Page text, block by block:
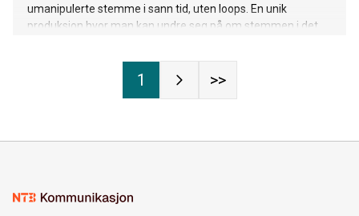
umanipulerte stemme i sann tid, uten loops. En unik
produksjon hvor man kan undre seg på om stemmen i det
av en virkelig stemme på «One Voices».
1 >>